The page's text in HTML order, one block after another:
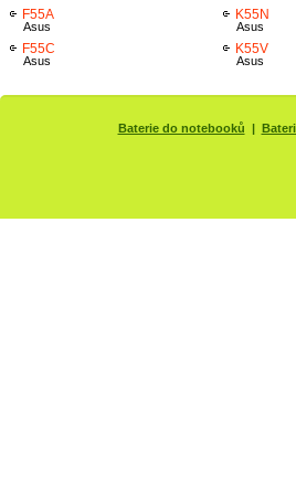
F55A
Asus
F55C
Asus
K55N
Asus
K55V
Asus
Baterie do notebooků |